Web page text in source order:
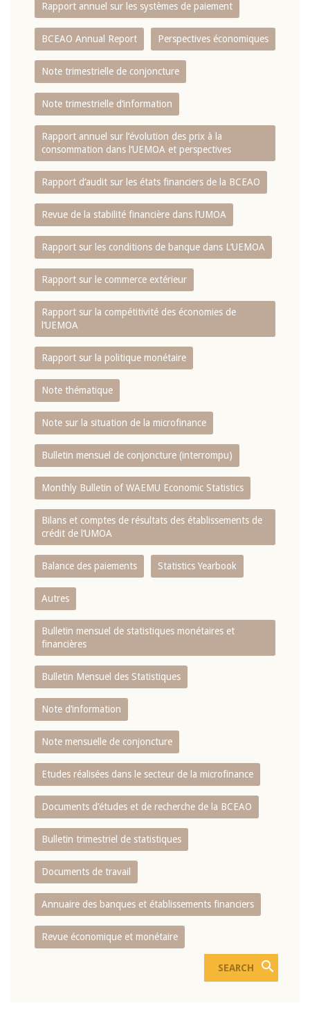
Rapport annuel sur les systèmes de paiement
BCEAO Annual Report Perspectives économiques
Note trimestrielle de conjoncture
Note trimestrielle d‘information
Rapport annuel sur l‘évolution des prix à la
consommation dans l‘UEMOA et perspectives
Rapport d‘audit sur les états financiers de la BCEAO
Revue de la stabilité financière dans l‘UMOA
Rapport sur les conditions de banque dans L‘UEMOA
Rapport sur le commerce extérieur
Rapport sur la compétitivité des économies de
l‘UEMOA
Rapport sur la politique monétaire
Note thématique
Note sur la situation de la microfinance
Bulletin mensuel de conjoncture (interrompu)
Monthly Bulletin of WAEMU Economic Statistics
Bilans et comptes de résultats des établissements de
crédit de l‘UMOA
Balance des paiements Statistics Yearbook
Autres
Bulletin mensuel de statistiques monétaires et
financières
Bulletin Mensuel des Statistiques
Note d’information
Note mensuelle de conjoncture
Etudes réalisées dans le secteur de la microfinance
Documents d’études et de recherche de la BCEAO
Bulletin trimestriel de statistiques
Documents de travail
Annuaire des banques et établissements financiers
Revue économique et monétaire